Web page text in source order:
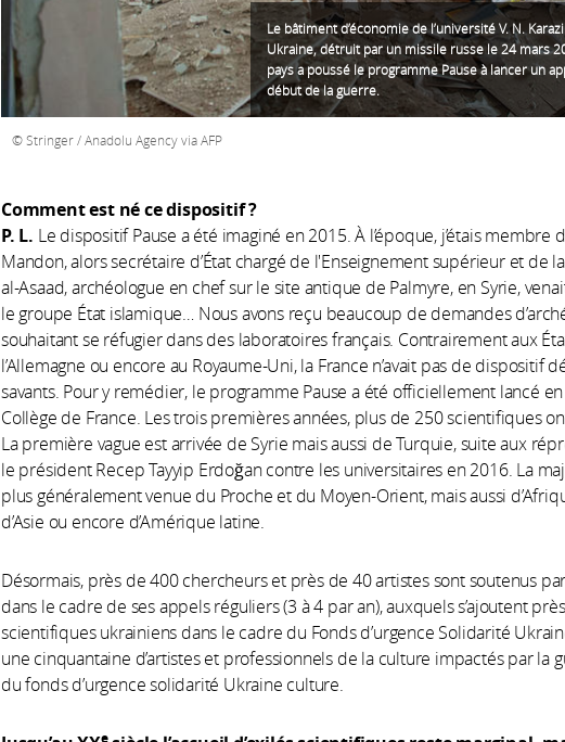
Le bâtiment d’économie de l’université V. N.
Ukraine, détruit par un missile russe le 24 mars
pays a poussé le programme Pause à lancer un
début de la guerre.
Stringer / Anadolu Agency via AFP
Comment est né ce dispositif ?
P. L. Le dispositif Pause a été imaginé en 2015. À l’époque, j’étais membre
Mandon, alors secrétaire d’État chargé de l'Enseignement supérieur et de
al-Asaad, archéologue en chef sur le site antique de Palmyre, en Syrie,
le groupe État islamique… Nous avons reçu beaucoup de demandes
souhaitant se réfugier dans des laboratoires français. Contrairement aux
l’Allemagne ou encore au Royaume-Uni, la France n’avait pas de dispositif
savants. Pour y remédier, le programme Pause a été officiellement lancé
Collège de France. Les trois premières années, plus de 250 scientifiques
La première vague est arrivée de Syrie mais aussi de Turquie, suite aux
le président Recep Tayyip Erdoğan contre les universitaires en 2016. La
plus généralement venue du Proche et du Moyen-Orient, mais aussi
d’Asie ou encore d’Amérique latine.
Désormais, près de 400 chercheurs et près de 40 artistes sont soutenus
dans le cadre de ses appels réguliers (3 à 4 par an), auxquels s’ajoutent
scientifiques ukrainiens dans le cadre du Fonds d’urgence Solidarité
une cinquantaine d’artistes et professionnels de la culture impactés par la
du fonds d’urgence solidarité Ukraine culture.